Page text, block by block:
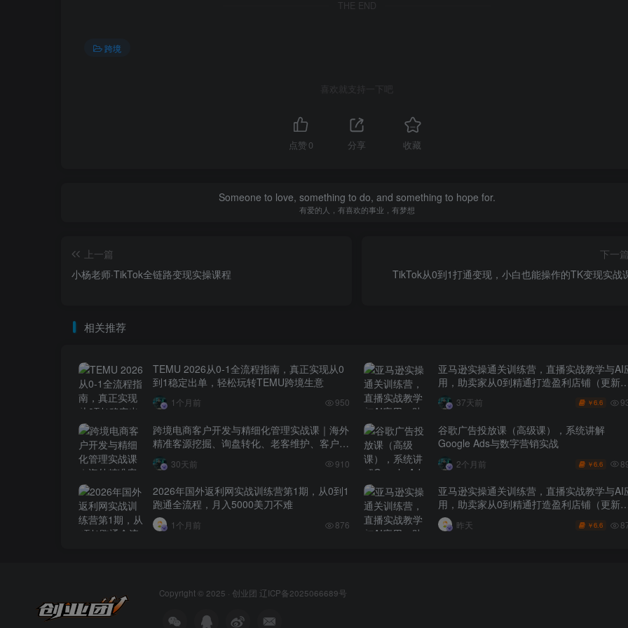
THE END
跨境
喜欢就支持一下吧
点赞 0 分享 收藏
Someone to love, something to do, and something to hope for.
有爱的人，有喜欢的事业，有梦想
上一篇
小杨老师·TikTok全链路变现实操课程
下一
TikTok从0到1打通变现，小白也能操作的TK变现实战
相关推荐
TEMU 2026从0-1全流程指南，真正实现从0
到1稳定出单，轻松玩转TEMU跨境生意
1个月前 950
亚马逊实操通关训练营，直播实战教学与AI
用，助卖家从0到精通打造盈利店铺（更新7
月3日）
37天前 ￥6.6
跨境电商客户开发与精细化管理实战课｜海外
精准客源挖掘、询盘转化、老客维护、客户分
层全流程落地教程
30天前 910
谷歌广告投放课（高级课），系统讲解
Google Ads与数字营销实战
2个月前 ￥6.6
2026年国外返利网实战训练营第1期，从0到1
跑通全流程，月入5000美刀不难
1个月前 876
亚马逊实操通关训练营，直播实战教学与AI
用，助卖家从0到精通打造盈利店铺（更新8
月8日）
昨天 ￥6.6
Copyright © 2025 · 创业团 辽ICP备2025066689号